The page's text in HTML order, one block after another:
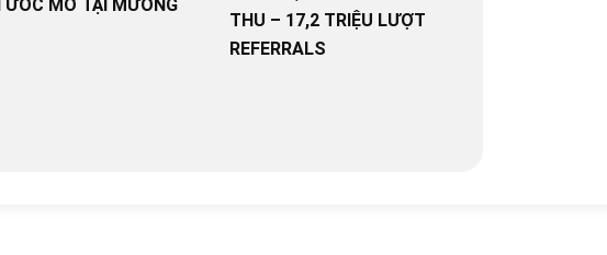
ƯỚC MƠ TẠI MƯỜNG
THU – 17,2 TRIỆU LƯỢT
REFERRALS